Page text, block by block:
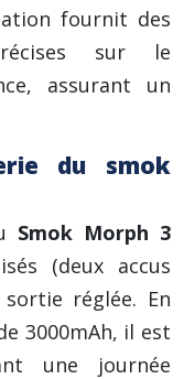
fournit des
sur le
assurant un
du smok
Smok Morph 3
(deux accus
réglée. En
3000mAh, il est
une journée